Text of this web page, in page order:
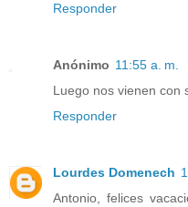
Responder
Anónimo 11:55 a. m.
Luego nos vienen con
Responder
Lourdes Domenech
Antonio, felices